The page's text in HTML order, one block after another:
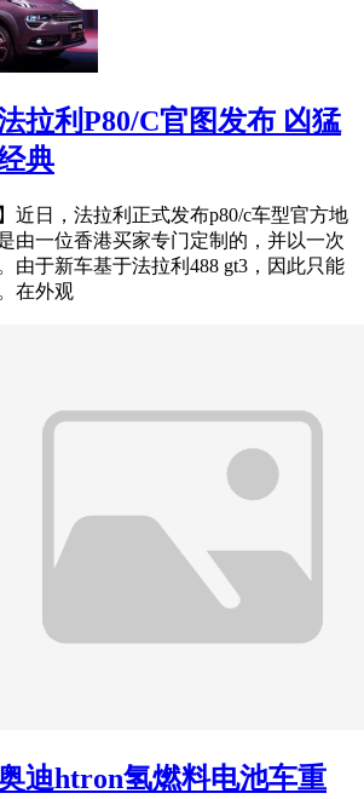
拉利P80/C官图发布 凶猛
典
近日，法拉利正式发布p80/c车型官方地
由一位香港买家专门定制的，并以一次
由于新车基于法拉利488 gt3，因此只能
在外观
奥迪htron氢燃料电池车重